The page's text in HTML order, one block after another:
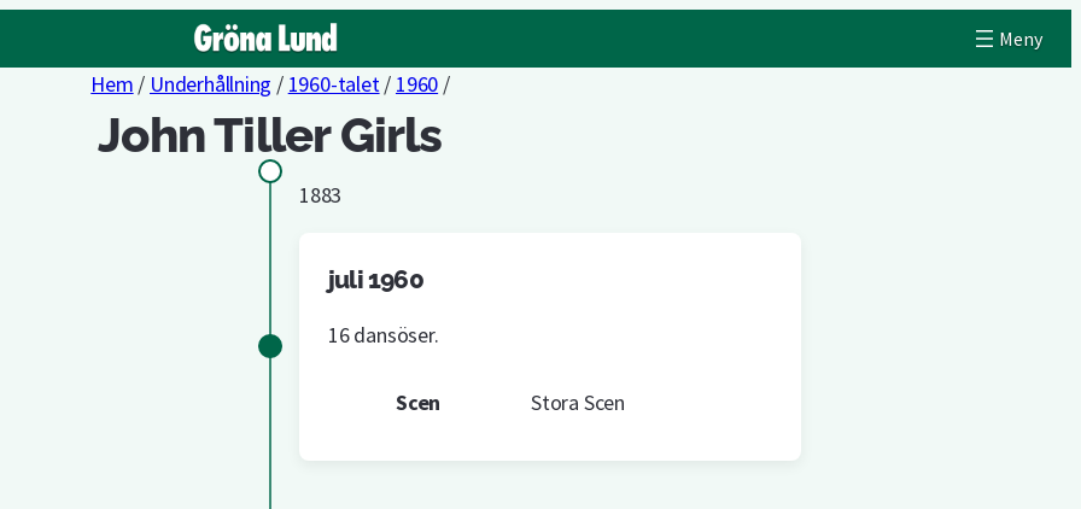
Hem / Underhållning / 1960-talet/ 1960 /
John Tiller Girls
1883
juli 1960
16 dansöser.
Scen Stora Scen